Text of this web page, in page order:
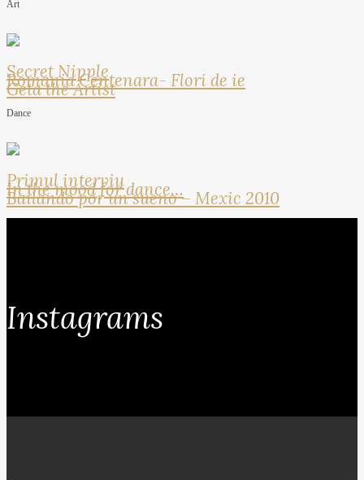
Art
Secret Nipple
Romania Centenara- Flori de ie
Geta the Artist
Dance
Primul interviu
In the mood for dance…
Bailando por un sueno – Mexic 2010
Instagrams